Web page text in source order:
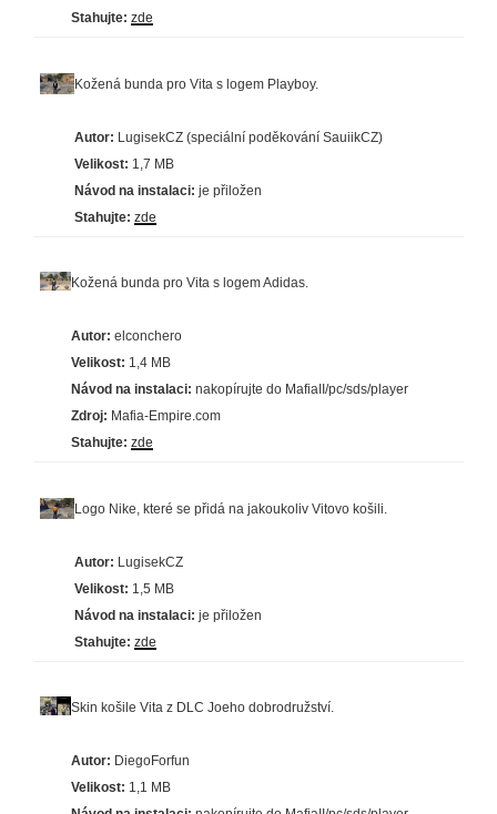
Stahujte: zde
Kožená bunda pro Vita s logem Playboy.
Autor: LugisekCZ (speciální poděkování SauiikCZ)
Velikost: 1,7 MB
Návod na instalaci: je přiložen
Stahujte: zde
Kožená bunda pro Vita s logem Adidas.
Autor: elconchero
Velikost: 1,4 MB
Návod na instalaci: nakopírujte do MafiaII/pc/sds/player
Zdroj: Mafia-Empire.com
Stahujte: zde
Logo Nike, které se přidá na jakoukoliv Vitovo košili.
Autor: LugisekCZ
Velikost: 1,5 MB
Návod na instalaci: je přiložen
Stahujte: zde
Skin košile Vita z DLC Joeho dobrodružství.
Autor: DiegoForfun
Velikost: 1,1 MB